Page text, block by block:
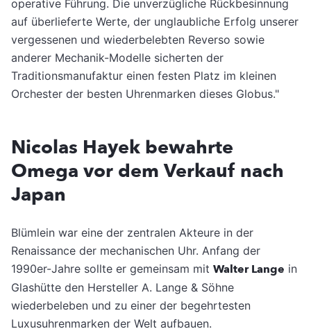
operative Führung. Die unverzügliche Rückbesinnung
auf überlieferte Werte, der unglaubliche Erfolg unserer
vergessenen und wiederbelebten Reverso sowie
anderer Mechanik-Modelle sicherten der
Traditionsmanufaktur einen festen Platz im kleinen
Orchester der besten Uhrenmarken dieses Globus."
Nicolas Hayek bewahrte
Omega vor dem Verkauf nach
Japan
Blümlein war eine der zentralen Akteure in der
Renaissance der mechanischen Uhr. Anfang der
1990er-Jahre sollte er gemeinsam mit Walter Lange in
Glashütte den Hersteller A. Lange & Söhne
wiederbeleben und zu einer der begehrtesten
Luxusuhrenmarken der Welt aufbauen.